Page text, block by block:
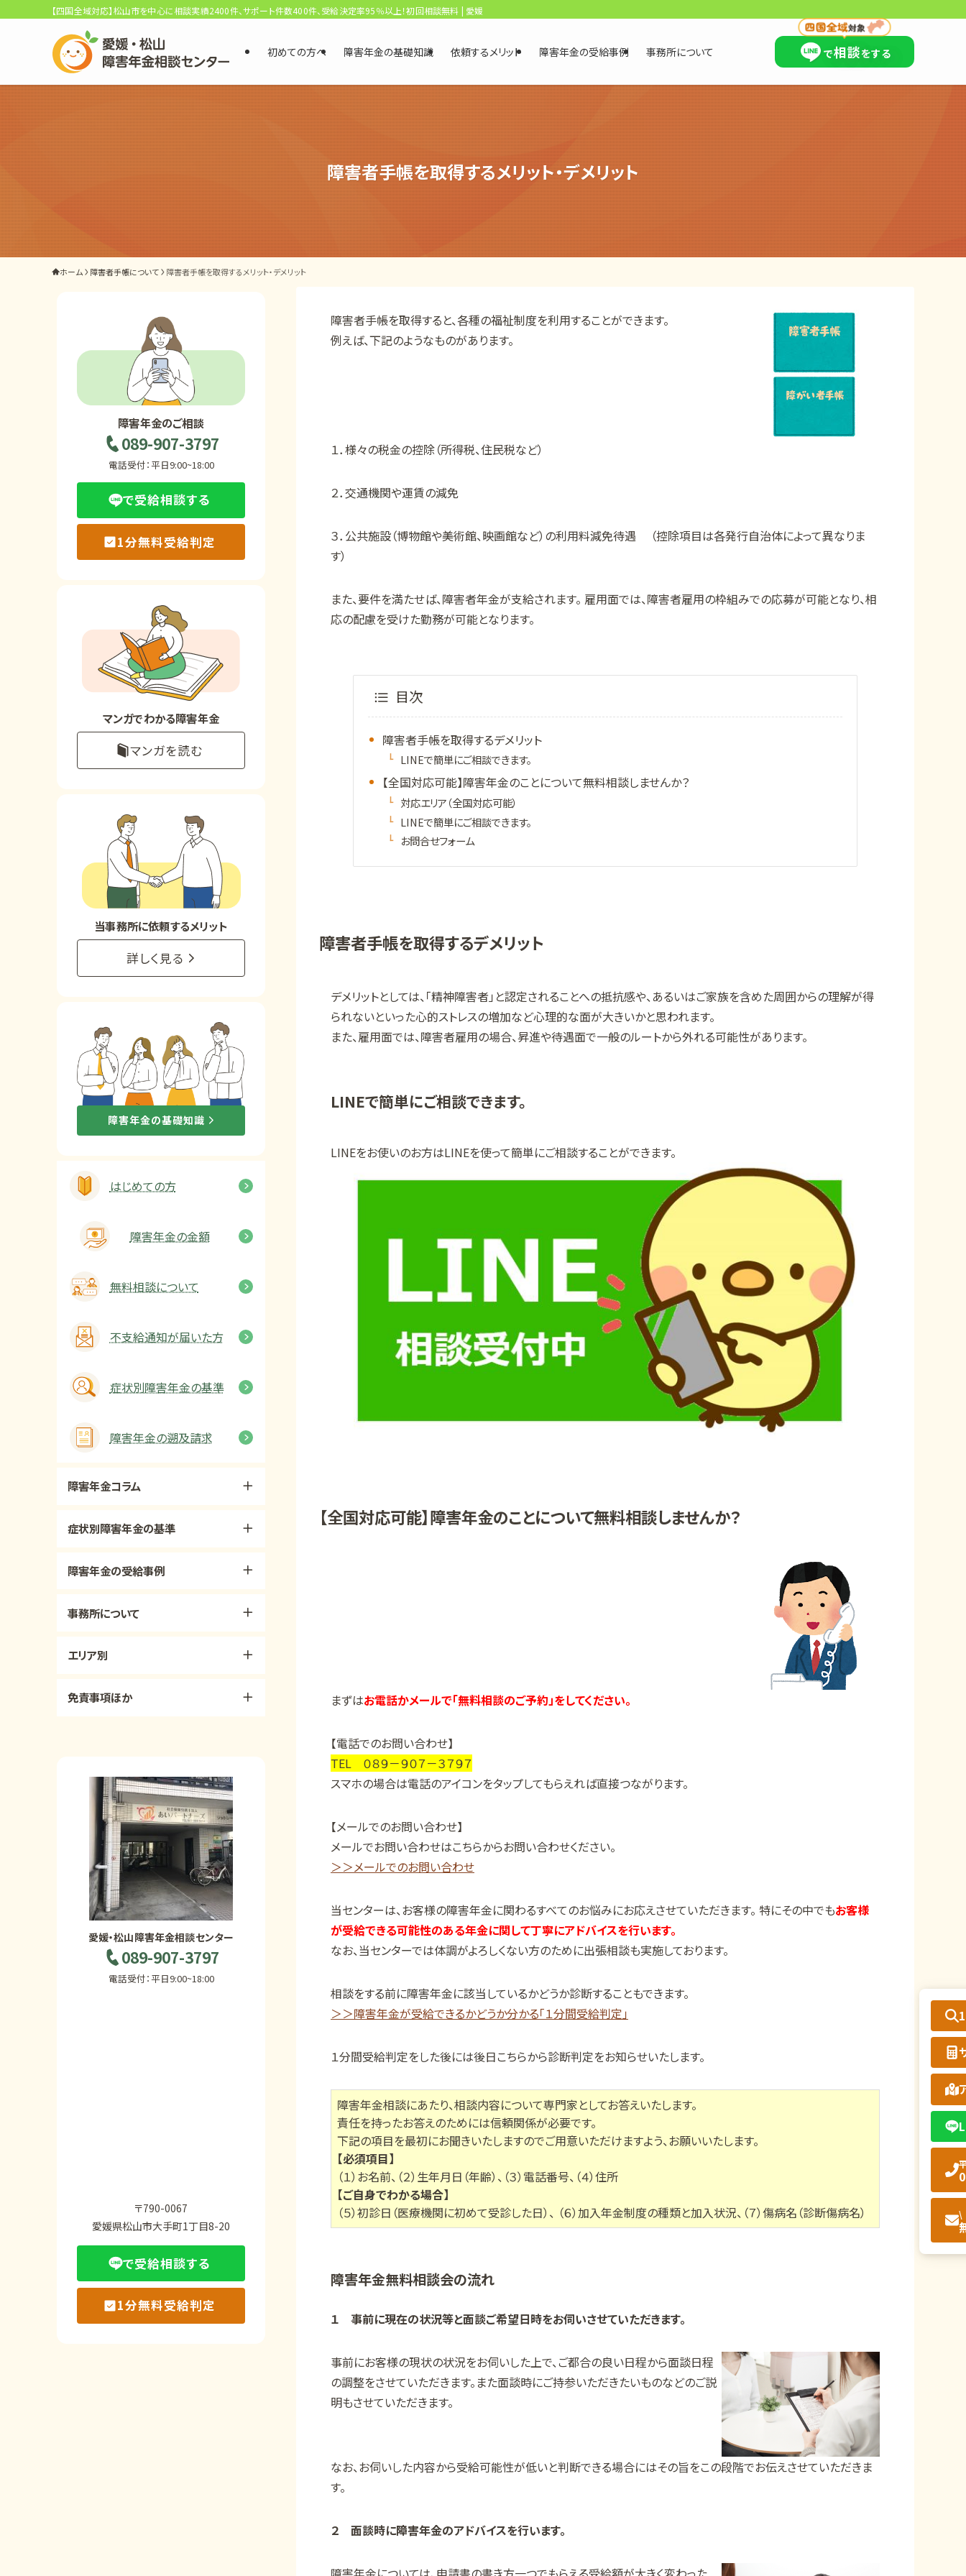
×
選ばれる3つの理由
初回相談料0円・受給後報酬型
サポート料金について
県内 No.1 の豊富な知識と経験
ご相談事例をみる
外出困難でもOK
障害年金の基礎知識
障害年金の金額
Q&A・相談事例
事務所について
お客様からの感謝のお手紙
で受給相談をする
メリット
お電話でのお問い合わせ
089-907-3797
【四国全域対応】松山市を中心に相談実績2400件、サポート件数400件、受給決定率95％以上！初回相談無料 | 愛媛・松山障害年金相談センター
初めての方へ 障害年金の基礎知識 依頼するメリット 障害年金の受給事例 事務所について で相談をする
障害者手帳を取得するメリット・デメリット
ホーム 障害者手帳について 障害者手帳を取得するメリット・デメリット
障害者手帳を取得すると、各種の福祉制度を利用することができます。
例えば、下記のようなものがあります。
１．様々の税金の控除（所得税、住民税など）
２．交通機関や運賃の減免
３．公共施設（博物館や美術館、映画館など）の利用料減免待遇 （控除項目は各発行自治体によって異なりま
す）
また、要件を満たせば、障害者年金が支給されます。 雇用面では、障害者雇用の枠組みでの応募が可能となり、相
応の配慮を受けた勤務が可能となります。
目次
障害者手帳を取得するデメリット
LINEで簡単にご相談できます。
【全国対応可能】障害年金のことについて無料相談しませんか？
対応エリア（全国対応可能）
LINEで簡単にご相談できます。
お問合せフォーム
障害者手帳を取得するデメリット
デメリットとしては、「精神障害者」と認定されることへの抵抗感や、あるいはご家族を含めた周囲からの理解が得
られないといった心的ストレスの増加など心理的な面が大きいかと思われます。
また、雇用面では、障害者雇用の場合、昇進や待遇面で一般のルートから外れる可能性があります。
LINEで簡単にご相談できます。
LINEをお使いのお方はLINEを使って簡単にご相談することができます。
【全国対応可能】障害年金のことについて無料相談しませんか？
まずはお電話かメールで「無料相談のご予約」をしてください。
【電話でのお問い合わせ】
TEL ０８９－９０７－３７９７
スマホの場合は電話のアイコンをタップしてもらえれば直接つながります。
【メールでのお問い合わせ】
メールでお問い合わせはこちらからお問い合わせください。
＞＞メールでのお問い合わせ
当センターは、お客様の障害年金に関わるすべてのお悩みにお応えさせていただきます。 特にその中でもお客様
が受給できる可能性のある年金に関して丁寧にアドバイスを行います。
なお、当センターでは体調がよろしくない方のために出張相談も実施しております。
相談をする前に障害年金に該当しているかどうか診断することもできます。
＞＞障害年金が受給できるかどうか分かる「１分間受給判定」
１分間受給判定をした後には後日こちらから診断判定をお知らせいたします。
障害年金相談にあたり、相談内容について専門家としてお答えいたします。
責任を持ったお答えのためには信頼関係が必要です。
下記の項目を最初にお聞きいたしますのでご用意いただけますよう、お願いいたします。
【必須項目】
（１）お名前、（２）生年月日（年齢）、（３）電話番号、（４）住所
【ご自身でわかる場合】
（５）初診日（医療機関に初めて受診した日）、 （６）加入年金制度の種類と加入状況、（７）傷病名（診断傷病名）
障害年金無料相談会の流れ
１ 事前に現在の状況等と面談ご希望日時をお伺いさせていただきます。
事前にお客様の現状の状況をお伺いした上で、ご都合の良い日程から面談日程
の調整をさせていただきます。また面談時にご持参いただきたいものなどのご説
明もさせていただきます。
なお、お伺いした内容から受給可能性が低いと判断できる場合にはその旨をこの段階でお伝えさせていただきま
す。
２ 面談時に障害年金のアドバイスを行います。
障害年金のご相談
089-907-3797
電話受付：平日9:00~18:00
で受給相談する
1分無料受給判定
マンガでわかる障害年金
マンガを読む
当事務所に依頼するメリット
詳しく見る
障害年金の基礎知識
はじめての方
障害年金の金額
無料相談について
不支給通知が届いた方
症状別障害年金の基準
障害年金の遡及請求
障害年金コラム
症状別障害年金の基準
障害年金の受給事例
事務所について
エリア別
免責事項ほか
愛媛・松山障害年金相談センター
089-907-3797
電話受付：平日9:00~18:00
〒790-0067
愛媛県松山市大手町1丁目8-20
で受給相談する
1分無料受給判定
\